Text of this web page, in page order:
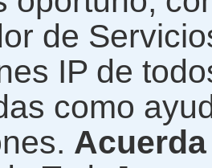
de
IP de
como
Acuerda